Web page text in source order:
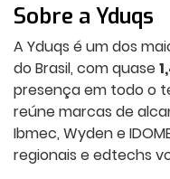
Sobre a Yduqs
A Yduqs é um dos
do Brasil, com quase
presença em todo o
reúne marcas de
Ibmec, Wyden e
regionais e edtechs